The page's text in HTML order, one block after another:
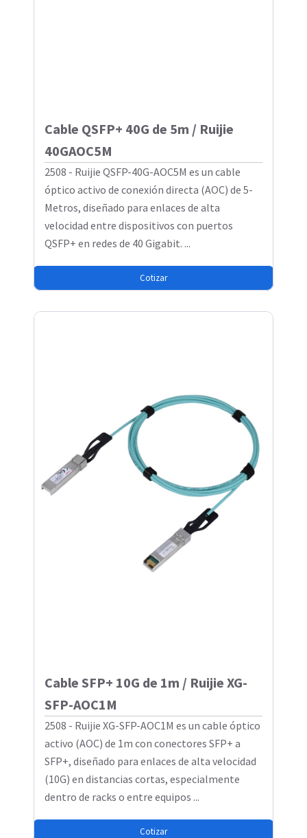
Cable QSFP+ 40G de 5m / Ruijie
40GAOC5M
2508 - Ruijie QSFP-40G-AOC5M es un cable
óptico activo de conexión directa (AOC) de 5-
Metros, diseñado para enlaces de alta
velocidad entre dispositivos con puertos
QSFP+ en redes de 40 Gigabit. ...
Cotizar
Cable SFP+ 10G de 1m / Ruijie XG-
SFP-AOC1M
2508 - Ruijie XG-SFP-AOC1M es un cable óptico
activo (AOC) de 1m con conectores SFP+ a
SFP+, diseñado para enlaces de alta velocidad
(10G) en distancias cortas, especialmente
dentro de racks o entre equipos ...
Cotizar